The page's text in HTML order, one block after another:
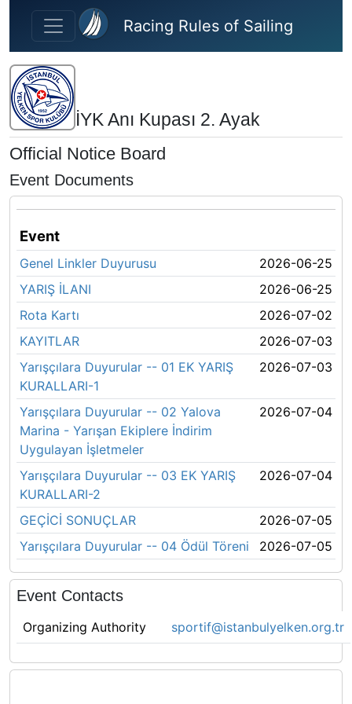
Skip to main content
Racing Rules of Sailing
İYK Anı Kupası 2. Ayak
Official Notice Board
Event Documents
Event
Genel Linkler Duyurusu
2026-06-25
YARIŞ İLANI
2026-06-25
Rota Kartı
2026-07-02
KAYITLAR
2026-07-03
Yarışçılara Duyurular -- 01 EK YARIŞ
KURALLARI-1
2026-07-03
Yarışçılara Duyurular -- 02 Yalova
Marina - Yarışan Ekiplere İndirim
Uygulayan İşletmeler
2026-07-04
Yarışçılara Duyurular -- 03 EK YARIŞ
KURALLARI-2
2026-07-04
GEÇİCİ SONUÇLAR
2026-07-05
Yarışçılara Duyurular -- 04 Ödül Töreni
2026-07-05
Event Contacts
Organizing Authority sportif@istanbulyelken.org.tr